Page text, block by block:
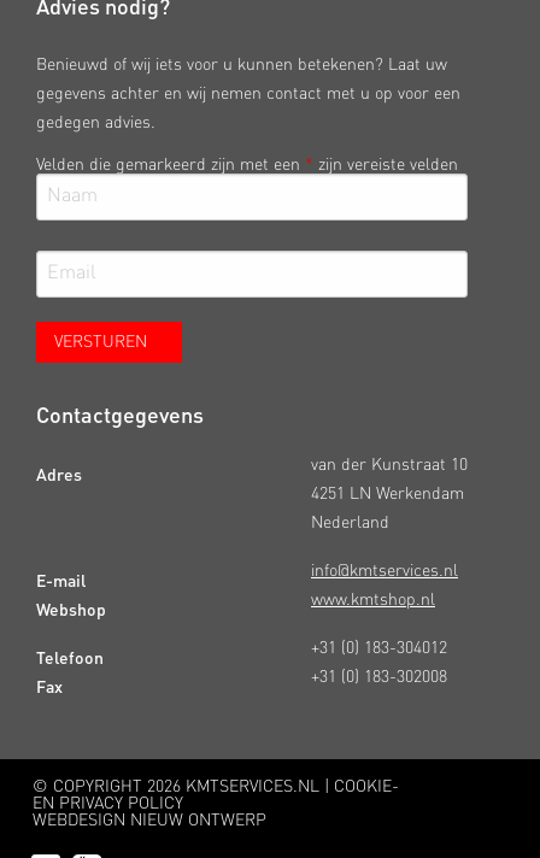
Benieuwd of wij iets voor u kunnen betekenen? Laat uw
gegevens achter en wij nemen contact met u op voor een
gedegen advies.
Velden die gemarkeerd zijn met een * zijn vereiste velden
Contactgegevens
Adres
E-mail
Webshop
Telefoon
Fax
van der Kunstraat 10
4251 LN Werkendam
Nederland
info@kmtservices.nl
www.kmtshop.nl
+31 (0) 183-304012
+31 (0) 183-302008
© COPYRIGHT 2026 KMTSERVICES.NL | COOKIE-
EN PRIVACY POLICY
WEBDESIGN NIEUW ONTWERP